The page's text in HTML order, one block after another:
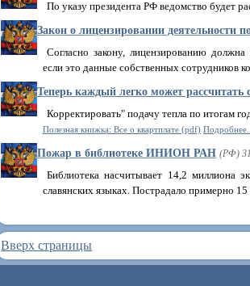
По указу президента РФ ведомство будет
Закон о лицензировании деятельности
Согласно закону, лицензированию
если это данные собственных сотрудников
Теперь каждый легко может рассчитать
Корректировать" подачу тепла по итогам
Полезная книжка: Все о квартплате (pdf) Подробнее...
Пожар в библиотеке ИНИОН РАН (РФ)
Библиотека насчитывает 14,2 миллиона
славянских языках. Пострадало примерно
Вверх страницы